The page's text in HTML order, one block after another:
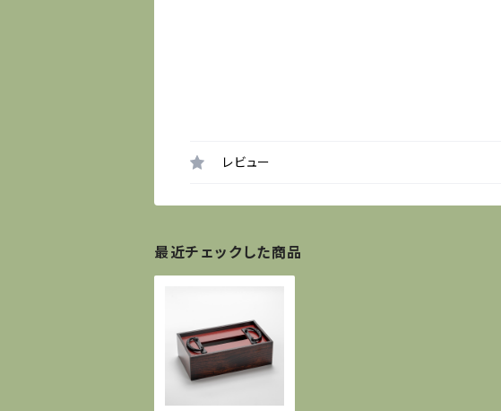
レビュー
最近チェックした商品